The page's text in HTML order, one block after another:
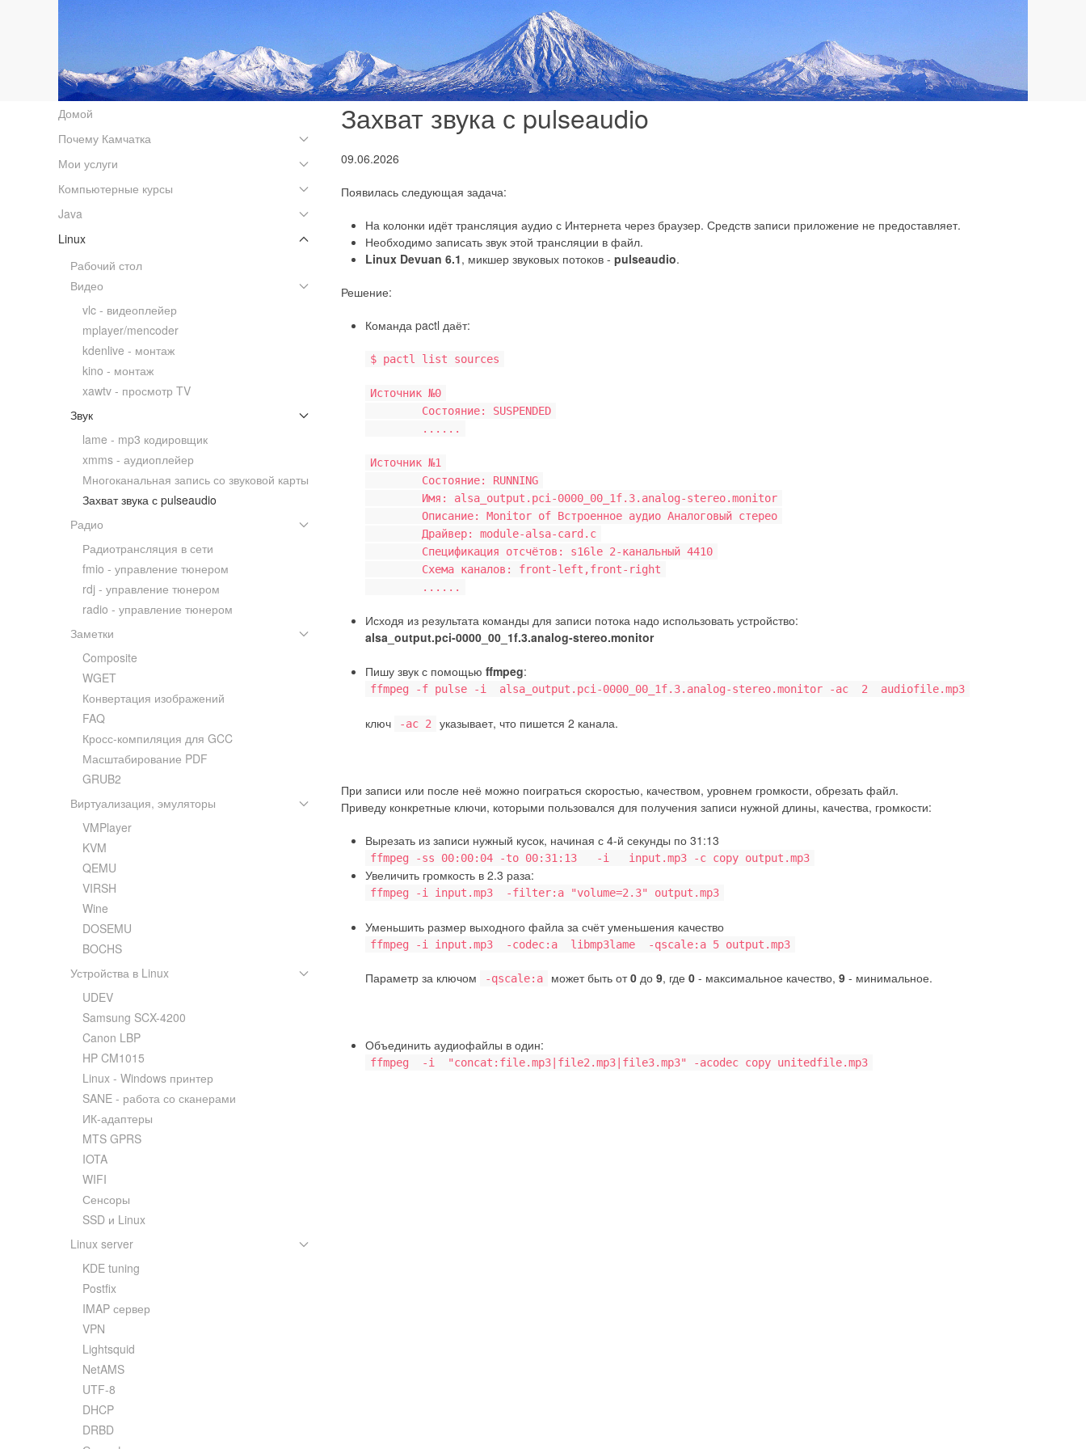
Захват звука с pulseaudio
09.06.2026
Появилась следующая задача:
На колонки идёт трансляция аудио с Интернета через браузер. Средств записи приложение не предоставляет.
Необходимо записать звук этой трансляции в файл.
Linux Devuan 6.1, микшер звуковых потоков - pulseaudio.
Решение:
Команда pactl даёт:
$ pactl list sources
Источник №0
Состояние: SUSPENDED
......
Источник №1
Состояние: RUNNING
Имя: alsa_output.pci-0000_00_1f.3.analog-stereo.monitor
Описание: Monitor of Встроенное аудио Аналоговый стерео
Драйвер: module-alsa-card.c
Спецификация отсчётов: s16le 2-канальный 4410
Схема каналов: front-left,front-right
......
Исходя из результата команды для записи потока надо использовать устройство:
alsa_output.pci-0000_00_1f.3.analog-stereo.monitor
Пишу звук с помощью ffmpeg:
ffmpeg -f pulse -i alsa_output.pci-0000_00_1f.3.analog-stereo.monitor -ac 2 audiofile.mp3
ключ -ac 2 указывает, что пишется 2 канала.
При записи или после неё можно поиграться скоростью, качеством, уровнем громкости, обрезать файл.
Приведу конкретные ключи, которыми пользовался для получения записи нужной длины, качества, громкости:
Вырезать из записи нужный кусок, начиная с 4-й секунды по 31:13
ffmpeg -ss 00:00:04 -to 00:31:13 -i input.mp3 -c copy output.mp3
Увеличить громкость в 2.3 раза:
ffmpeg -i input.mp3 -filter:a "volume=2.3" output.mp3
Уменьшить размер выходного файла за счёт уменьшения качество
ffmpeg -i input.mp3 -codec:a libmp3lame -qscale:a 5 output.mp3
Параметр за ключом -qscale:a может быть от0 до 9, где 0 - максимальное качество, 9 - минимальное.
Объединить аудиофайлы в один:
ffmpeg -i "concat:file.mp3|file2.mp3|file3.mp3" -acodec copy unitedfile.mp3
Домой
Почему Камчатка
Мои услуги
Компьютерные курсы
Java
Linux
Рабочий стол
Видео
vlc - видеоплейер
mplayer/mencoder
kdenlive - монтаж
kino - монтаж
xawtv - просмотр TV
Звук
lame - mp3 кодировщик
xmms - аудиоплейер
Многоканальная запись со звуковой карты
Захват звука с pulseaudio
Радио
Радиотрансляция в сети
fmio - управление тюнером
rdj - управление тюнером
radio - управление тюнером
Заметки
Composite
WGET
Конвертация изображений
FAQ
Кросс-компиляция для GCC
Масштабирование PDF
GRUB2
Виртуализация, эмуляторы
VMPlayer
KVM
QEMU
VIRSH
Wine
DOSEMU
BOCHS
Устройства в Linux
UDEV
Samsung SCX-4200
Canon LBP
HP CM1015
Linux - Windows принтер
SANE - работа со сканерами
ИК-адаптеры
MTS GPRS
IOTA
WIFI
Сенсоры
SSD и Linux
Linux server
KDE tuning
Postfix
IMAP сервер
VPN
Lightsquid
NetAMS
UTF-8
DHCP
DRBD